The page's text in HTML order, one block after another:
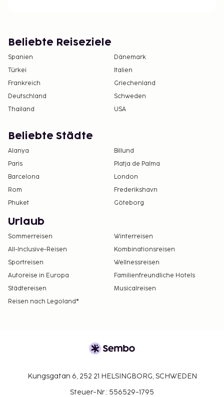
Beliebte Reiseziele
Spanien
Dänemark
Türkei
Italien
Frankreich
Griechenland
Deutschland
Schweden
Thailand
USA
Beliebte Städte
Alanya
Billund
Paris
Platja de Palma
Barcelona
London
Rom
Frederikshavn
Phuket
Göteborg
Urlaub
Sommerreisen
Winterreisen
All-Inclusive-Reisen
Kombinationsreisen
Sportreisen
Wellnessreisen
Autoreise in Europa
Familienfreundliche Hotels
Städtereisen
Musicalreisen
Reisen nach Legoland®
Kungsgatan 6, 252 21 HELSINGBORG, SCHWEDEN
Steuer-Nr.: 556529-1795